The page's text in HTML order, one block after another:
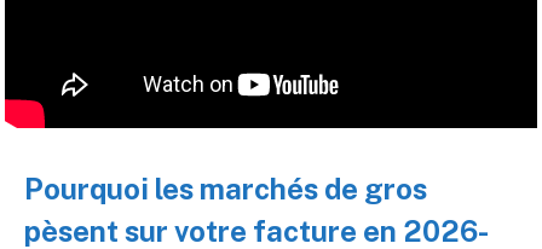
Pourquoi les marchés de gros
pèsent sur votre facture en 2026-